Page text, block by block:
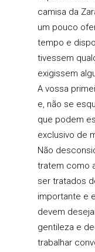
camisa da
um pouco
tempo e
tivessem
exigissem
A vossa
e, não se
que podem
exclusivo de
Não
tratem como
ser tratados
importante e
devem
gentileza e
trabalhar